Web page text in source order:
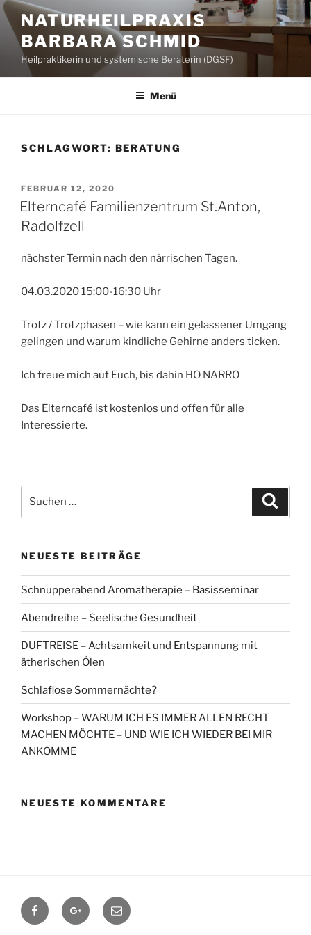
Zum
Inhalt
springen
NATURHEILPRAXIS
BARBARA SCHMID
Heilpraktikerin und systemische Beraterin (DGSF)
Menü
SCHLAGWORT: BERATUNG
VERÖFFENTLICHT
AM
FEBRUAR 12, 2020
Elterncafé Familienzentrum St.Anton,
Radolfzell
nächster Termin nach den närrischen Tagen.
04.03.2020 15:00-16:30 Uhr
Trotz / Trotzphasen – wie kann ein gelassener Umgang
gelingen und warum kindliche Gehirne anders ticken.
Ich freue mich auf Euch, bis dahin HO NARRO
Das Elterncafé ist kostenlos und offen für alle
Interessierte.
nach:
NEUESTE BEITRÄGE
Schnupperabend Aromatherapie – Basisseminar
Abendreihe – Seelische Gesundheit
DUFTREISE – Achtsamkeit und Entspannung mit
ätherischen Ölen
Schlaflose Sommernächte?
Workshop – WARUM ICH ES IMMER ALLEN RECHT
MACHEN MÖCHTE – UND WIE ICH WIEDER BEI MIR
ANKOMME
NEUESTE KOMMENTARE
FacebookGoogle+Contact
me